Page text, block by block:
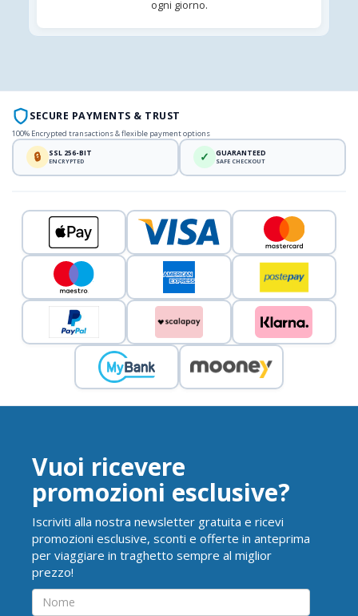
ogni giorno.
SECURE PAYMENTS & TRUST
100% Encrypted transactions & flexible payment options
🔒 SSL 256-BIT
ENCRYPTED ✓ GUARANTEED
SAFE CHECKOUT
Vuoi ricevere
promozioni esclusive?
Iscriviti alla nostra newsletter gratuita e ricevi
promozioni esclusive, sconti e offerte in anteprima
per viaggiare in traghetto sempre al miglior
prezzo!